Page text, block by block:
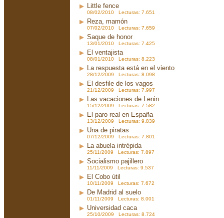
Little fence
08/02/2010 Lecturas: 7.651
Reza, mamón
07/02/2010 Lecturas: 7.659
Saque de honor
13/01/2010 Lecturas: 7.425
El ventajista
08/01/2010 Lecturas: 8.223
La respuesta está en el viento
28/12/2009 Lecturas: 8.098
El desfile de los vagos
21/12/2009 Lecturas: 7.997
Las vacaciones de Lenin
15/12/2009 Lecturas: 7.582
El paro real en España
13/12/2009 Lecturas: 9.839
Una de piratas
07/12/2009 Lecturas: 7.801
La abuela intrépida
25/11/2009 Lecturas: 7.897
Socialismo pajillero
11/11/2009 Lecturas: 9.537
El Cobo útil
10/11/2009 Lecturas: 7.672
De Madrid al suelo
01/11/2009 Lecturas: 8.001
Universidad caca
25/10/2009 Lecturas: 8.724